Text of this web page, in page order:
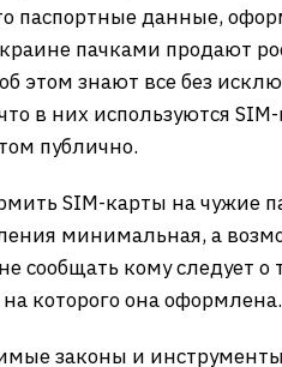
паспортные данные,
пачками продают
этом знают все без
в них используются
публично.
SIM-карты на чужие
минимальная, а
сообщать кому следует
на которого она
законы и